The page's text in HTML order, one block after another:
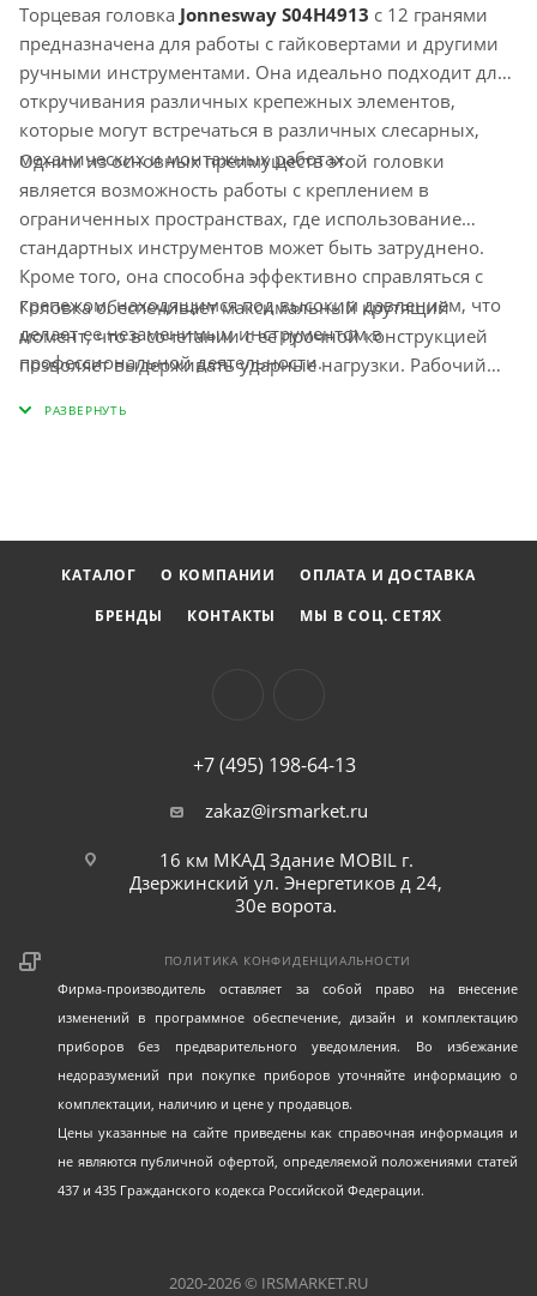
Торцевая головка Jonnesway S04H4913 с 12 гранями
предназначена для работы с гайковертами и другими
ручными инструментами. Она идеально подходит для
откручивания различных крепежных элементов,
которые могут встречаться в различных слесарных,
механических и монтажных работах.
Одним из основных преимуществ этой головки
является возможность работы с креплением в
ограниченных пространствах, где использование
стандартных инструментов может быть затруднено.
Кроме того, она способна эффективно справляться с
крепежом, находящимся под высоким давлением, что
делает ее незаменимым инструментом в
профессиональной деятельности.
Головка обеспечивает максимальный крутящий
момент, что в сочетании с её прочной конструкцией
позволяет выдерживать ударные нагрузки. Рабочий
универсальность её применения, что делает
КАТАЛОГ О КОМПАНИИ
ОПЛАТА И ДОСТАВКА
БРЕНДЫ
КОНТАКТЫ МЫ В СОЦ. СЕТЯХ
+7 (495) 198-64-13
zakaz@irsmarket.ru
16 км МКАД Здание MOBIL г.
Дзержинский ул. Энергетиков д 24,
30е ворота.
ПОЛИТИКА КОНФИДЕНЦИАЛЬНОСТИ
Фирма-производитель оставляет за собой право на внесение
изменений в программное обеспечение, дизайн и комплектацию
приборов без предварительного уведомления. Во избежание
недоразумений при покупке приборов уточняйте информацию о
комплектации, наличию и цене у продавцов.
Цены указанные на сайте приведены как справочная информация и
не являются публичной офертой, определяемой положениями статей
437 и 435 Гражданского кодекса Российской Федерации.
2020-2026 © IRSMARKET.RU